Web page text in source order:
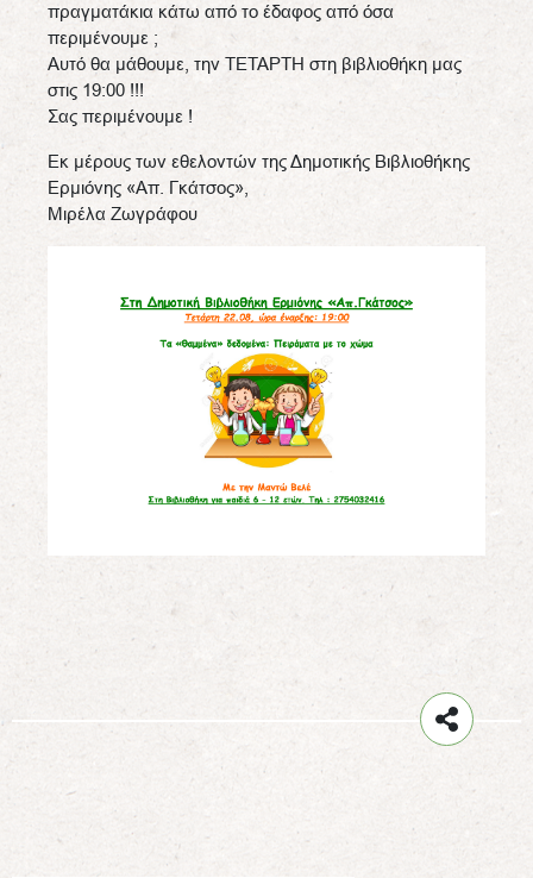
πραγματάκια κάτω από το έδαφος από όσα
περιμένουμε ;
Αυτό θα μάθουμε, την ΤΕΤΑΡΤΗ στη βιβλιοθήκη μας
στις 19:00 !!!
Σας περιμένουμε !
Εκ μέρους των εθελοντών της Δημοτικής Βιβλιοθήκης
Ερμιόνης «Απ. Γκάτσος»,
Μιρέλα Ζωγράφου